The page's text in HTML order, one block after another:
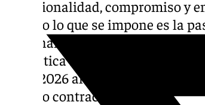
profesionalidad, compromiso y
cuando lo que se impone es la
Jonathan Ludovic Biabiany
la elástica blanquiverde y lo
2025/2026 al haber llegado a
vínculo contractual.